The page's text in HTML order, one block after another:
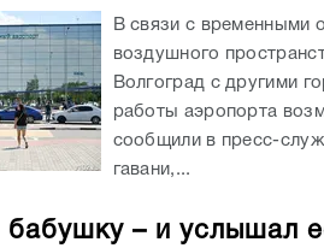
В связи с временными
воздушного
Волгоград с другими
работы аэропорта
сообщили в пресс-
гавани,...
бабушку – и услышал